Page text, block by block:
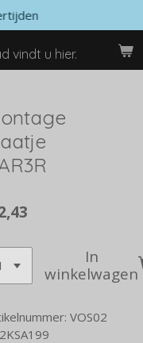
vindt u hier.
In
winkelwagen
VOS02